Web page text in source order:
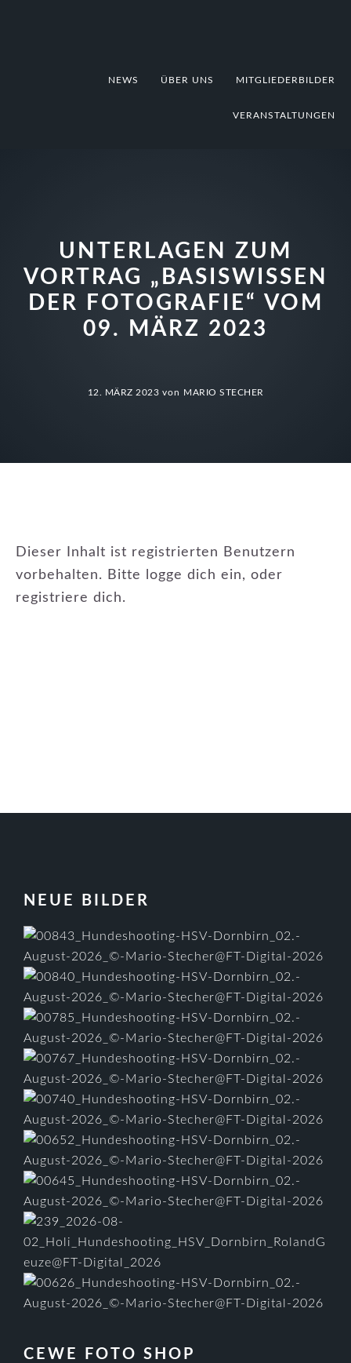
NEWS ÜBER UNS MITGLIEDERBILDER
VERANSTALTUNGEN
UNTERLAGEN ZUM
VORTRAG „BASISWISSEN
DER FOTOGRAFIE“ VOM
09. MÄRZ 2023
12. MÄRZ 2023 von MARIO STECHER
Dieser Inhalt ist registrierten Benutzern
vorbehalten. Bitte logge dich ein, oder
registriere dich.
FOOTER
NEUE BILDER
CEWE FOTO SHOP